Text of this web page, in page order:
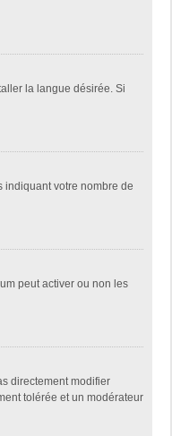
la langue désirée. Si
indiquant votre nombre de
peut activer ou non les
directement modifier
tolérée et un modérateur